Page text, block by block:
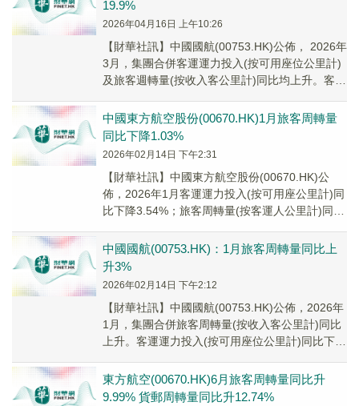
19.9%
2026年04月16日 上午10:26
​【財華社訊】中國國航(00753.HK)公佈， 2026年
3月，集團合併客運運力投入(按可用座位公里計)
及旅客週轉量(按收入客公里計)同比均上升。客運
中國東方航空股份(00670.HK)1月旅客周轉量
同比下降1.03%
2026年02月14日 下午2:31
​【財華社訊】中國東方航空股份(00670.HK)公
佈，2026年1月客運運力投入(按可用座公里計)同
比下降3.54%；旅客周轉量(按客運人公里計)同比
中國國航(00753.HK)：1月旅客周轉量同比上
升3%
2026年02月14日 下午2:12
【財華社訊】中國國航(00753.HK)公佈，2026年
1月，集團合併旅客周轉量(按收入客公里計)同比
上升。客運運力投入(按可用座位公里計)同比下降
東方航空(00670.HK)6月旅客周轉量同比升
9.99% 貨郵周轉量同比升12.74%